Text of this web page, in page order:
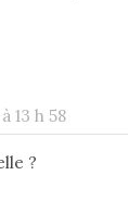
13 h 58
?